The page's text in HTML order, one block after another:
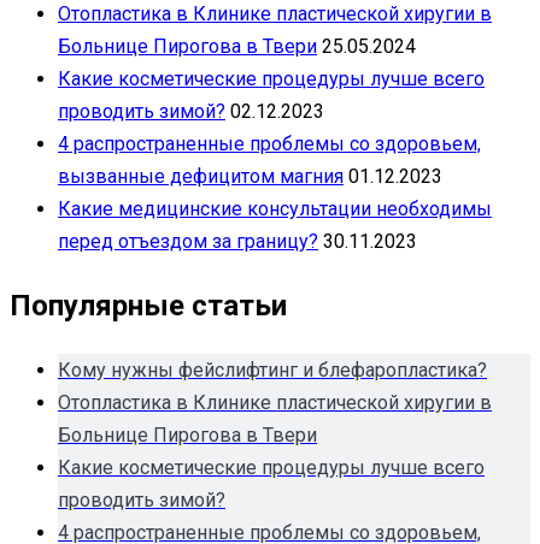
Отопластика в Клинике пластической хиругии в
Больнице Пирогова в Твери 25.05.2024
Какие косметические процедуры лучше всего
проводить зимой? 02.12.2023
4 распространенные проблемы со здоровьем,
вызванные дефицитом магния 01.12.2023
Какие медицинские консультации необходимы
перед отъездом за границу? 30.11.2023
Популярные статьи
Кому нужны фейслифтинг и блефаропластика?
Отопластика в Клинике пластической хиругии в
Больнице Пирогова в Твери
Какие косметические процедуры лучше всего
проводить зимой?
4 распространенные проблемы со здоровьем,